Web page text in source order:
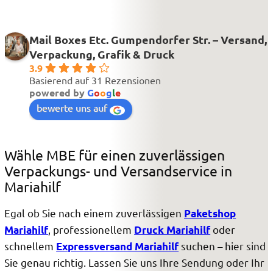
Mail Boxes Etc. Gumpendorfer Str. – Versand,
Verpackung, Grafik & Druck
3.9
Basierend auf 31 Rezensionen
powered byGoogle
bewerte uns auf
Wähle MBE für einen zuverlässigen
Verpackungs- und Versandservice in
Mariahilf
Egal ob Sie nach einem zuverlässigen Paketshop
Mariahilf, professionellem Druck Mariahilfoder
schnellem Expressversand Mariahilfsuchen – hier sind
Sie genau richtig. Lassen Sie uns Ihre Sendung oder Ihr